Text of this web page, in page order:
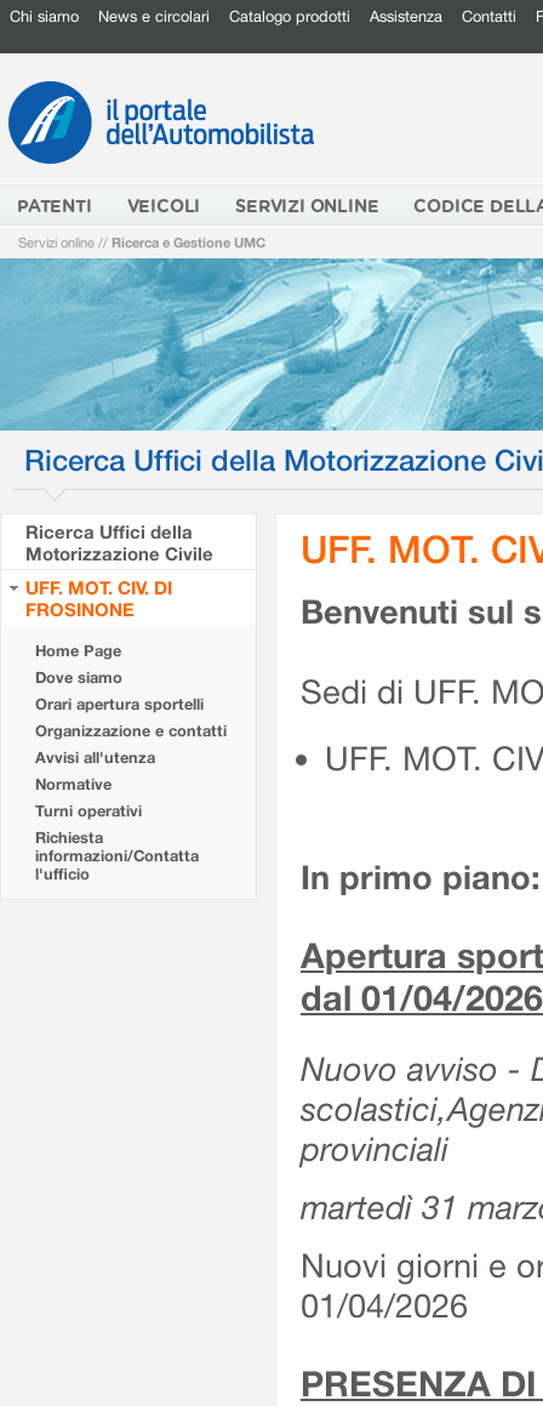
Chi siamo News e circolari Catalogo prodotti Assistenza Contatti
PATENTI VEICOLI SERVIZI ONLINE CODICE
Servizi online // Ricerca e Gestione UMC
Ricerca Uffici della Motorizzazione
Ricerca Uffici della
Motorizzazione Civile
UFF. MOT. CIV. DI
FROSINONE
Home Page
Dove siamo
Orari apertura sportelli
Organizzazione e contatti
Avvisi all'utenza
Normative
Turni operativi
Richiesta
informazioni/Contatta
l'ufficio
UFF. MOT.
Benvenuti sul
Sedi di UFF.
UFF. MOT.
In primo piano:
Apertura
dal 01/04/2026
Nuovo avviso -
provinciali
martedì 31
Nuovi giorni e
01/04/2026
PRESENZA